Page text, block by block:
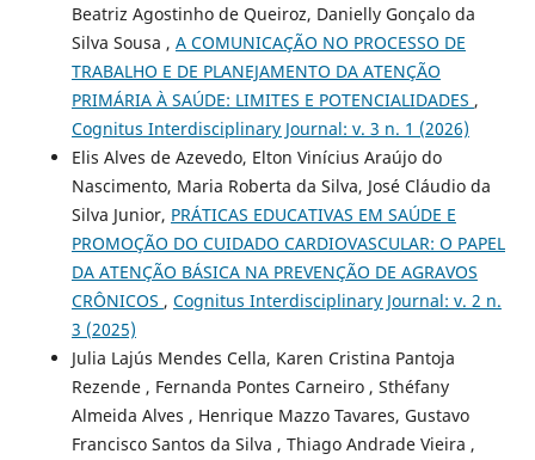
Beatriz Agostinho de Queiroz, Danielly Gonçalo da
Silva Sousa , A COMUNICAÇÃO NO PROCESSO DE
TRABALHO E DE PLANEJAMENTO DA ATENÇÃO
PRIMÁRIA À SAÚDE: LIMITES E POTENCIALIDADES ,
Cognitus Interdisciplinary Journal: v. 3 n. 1 (2026)
Elis Alves de Azevedo, Elton Vinícius Araújo do
Nascimento, Maria Roberta da Silva, José Cláudio da
Silva Junior, PRÁTICAS EDUCATIVAS EM SAÚDE E
PROMOÇÃO DO CUIDADO CARDIOVASCULAR: O PAPEL
DA ATENÇÃO BÁSICA NA PREVENÇÃO DE AGRAVOS
CRÔNICOS , Cognitus Interdisciplinary Journal: v. 2 n.
3 (2025)
Julia Lajús Mendes Cella, Karen Cristina Pantoja
Rezende , Fernanda Pontes Carneiro , Sthéfany
Almeida Alves , Henrique Mazzo Tavares, Gustavo
Francisco Santos da Silva , Thiago Andrade Vieira ,